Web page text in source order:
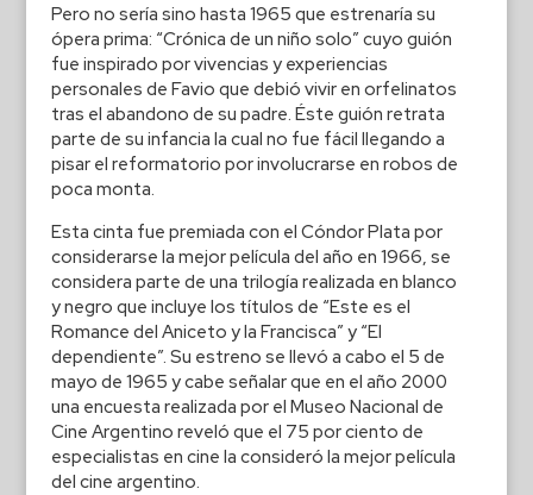
Pero no sería sino hasta 1965 que estrenaría su
ópera prima: “Crónica de un niño solo” cuyo guión
fue inspirado por vivencias y experiencias
personales de Favio que debió vivir en orfelinatos
tras el abandono de su padre. Éste guión retrata
parte de su infancia la cual no fue fácil llegando a
pisar el reformatorio por involucrarse en robos de
poca monta.
Esta cinta fue premiada con el Cóndor Plata por
considerarse la mejor película del año en 1966, se
considera parte de una trilogía realizada en blanco
y negro que incluye los títulos de “Este es el
Romance del Aniceto y la Francisca” y “El
dependiente”. Su estreno se llevó a cabo el 5 de
mayo de 1965 y cabe señalar que en el año 2000
una encuesta realizada por el Museo Nacional de
Cine Argentino reveló que el 75 por ciento de
especialistas en cine la consideró la mejor película
del cine argentino.